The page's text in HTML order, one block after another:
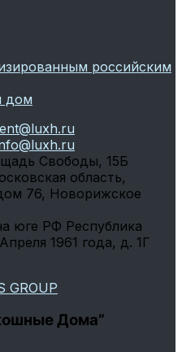
российским
дом
Свободы, 15Б
область,
76, Новорижское
юге РФ Республика
1961 года, д. 1Г
Дома”